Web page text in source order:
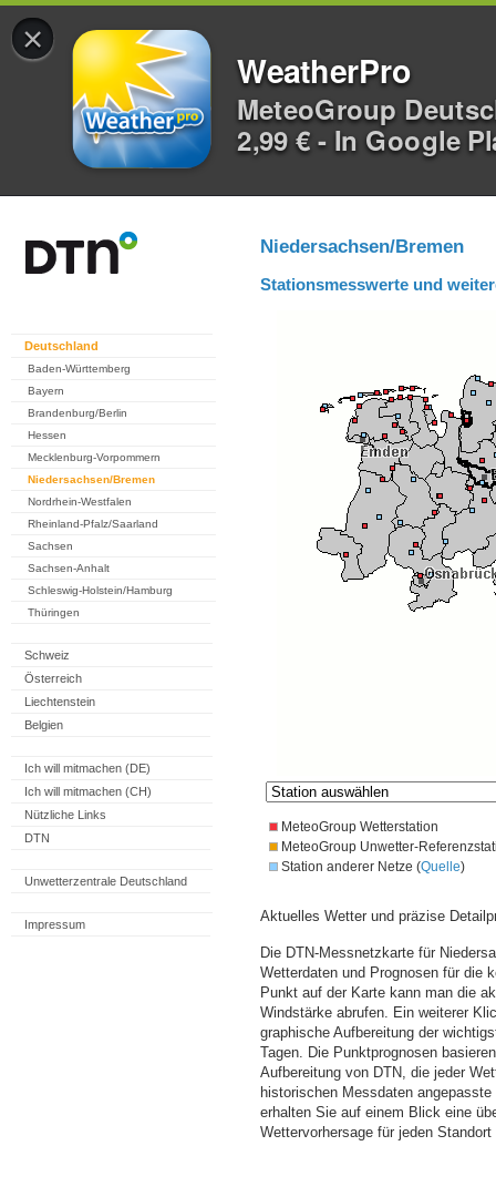
×
WeatherPro
MeteoGroup
2,99 € - In Google
Deutschland
Baden-Württemberg
Bayern
Brandenburg/Berlin
Hessen
Mecklenburg-Vorpommern
Niedersachsen/Bremen
Nordrhein-Westfalen
Rheinland-Pfalz/Saarland
Sachsen
Sachsen-Anhalt
Schleswig-Holstein/Hamburg
Thüringen
Schweiz
Österreich
Liechtenstein
Belgien
Ich will mitmachen (DE)
Ich will mitmachen (CH)
Nützliche Links
DTN
Unwetterzentrale Deutschland
Impressum
Niedersachsen/Bremen
Stationsmesswerte und
MeteoGroup Wetterstation
MeteoGroup Unwetter-
Station anderer Netze (Quelle)
Aktuelles Wetter und präzise
Die DTN-Messnetzkarte für
Wetterdaten und Prognosen für die
Punkt auf der Karte kann man die
Windstärke abrufen. Ein weiterer
graphische Aufbereitung der
Tagen. Die Punktprognosen
Aufbereitung von DTN, die jeder
historischen Messdaten
erhalten Sie auf einem Blick eine
Wettervorhersage für jeden